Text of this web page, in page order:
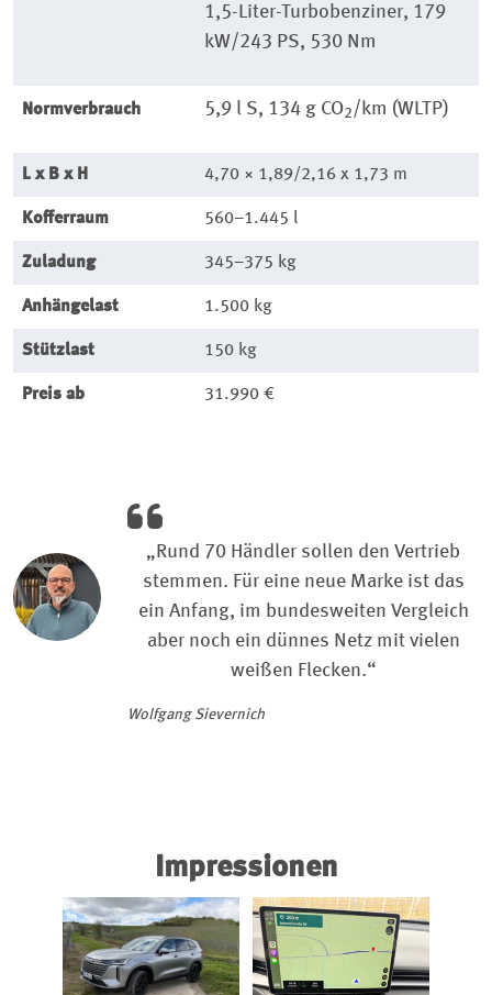
1,5-Liter-Turbobenziner, 179
kW/243 PS, 530 Nm
Normverbrauch 5,9 l S, 134 g CO2 /km (WLTP)
L x B x H 4,70 × 1,89/2,16 x 1,73 m
Kofferraum 560–1.445 l
Zuladung 345–375 kg
Anhängelast 1.500 kg
Stützlast 150 kg
Preis ab 31.990 €
„Rund 70 Händler sollen den Vertrieb
stemmen. Für eine neue Marke ist das
ein Anfang, im bundesweiten Vergleich
aber noch ein dünnes Netz mit vielen
weißen Flecken.“
Wolfgang Sievernich
Impressionen